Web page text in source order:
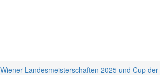
Wiener Landesmeisterschaften 2025 und Cup der